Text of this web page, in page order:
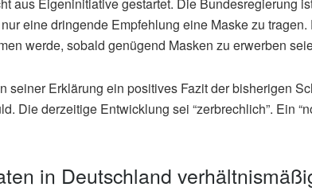
eine dringende Empfehlung eine Maske zu
werde, sobald genügend Masken zu erwerben
seiner Erklärung ein positives Fazit der bisherigen
Die derzeitige Entwicklung sei “zerbrechlich”. Ein
in Deutschland